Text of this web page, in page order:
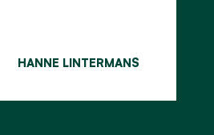
HANNE LINTERMANS